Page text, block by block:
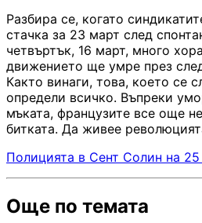
Разбира се, когато
стачка за 23 март след
четвъртък, 16 март, много
движението ще умре през
Както винаги, това, което се
определи всичко. Въпреки
мъката, французите все още
битката. Да живее
Полицията в Сент Солин на
Още по темата